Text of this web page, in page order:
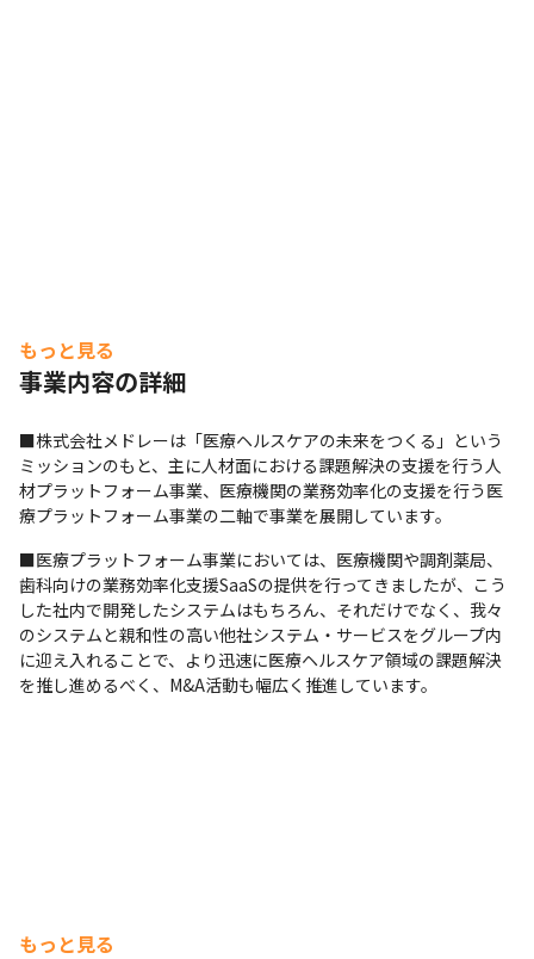
もっと見る
事業内容の詳細
■株式会社メドレーは「医療ヘルスケアの未来をつくる」という
ミッションのもと、主に人材面における課題解決の支援を行う人
材プラットフォーム事業、医療機関の業務効率化の支援を行う医
療プラットフォーム事業の二軸で事業を展開しています。
■医療プラットフォーム事業においては、医療機関や調剤薬局、
歯科向けの業務効率化支援SaaSの提供を行ってきましたが、こう
した社内で開発したシステムはもちろん、それだけでなく、我々
のシステムと親和性の高い他社システム・サービスをグループ内
に迎え入れることで、より迅速に医療ヘルスケア領域の課題解決
を推し進めるべく、M&A活動も幅広く推進しています。
もっと見る